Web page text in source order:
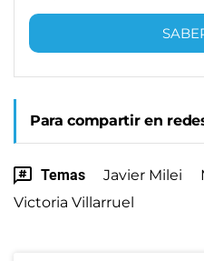
Para compartir en
Temas Javier Milei
Victoria Villarruel